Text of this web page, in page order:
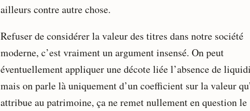
ailleurs contre autre chose.
Refuser de considérer la valeur des titres dans notre société
moderne, c’est vraiment un argument insensé. On peut
éventuellement appliquer une décote liée l’absence de
mais on parle là uniquement d’un coefficient sur la valeur
attribue au patrimoine, ça ne remet nullement en question le